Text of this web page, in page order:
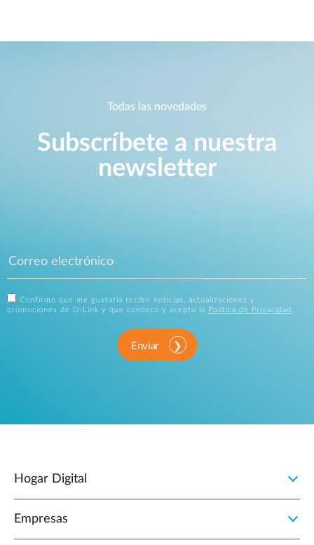
Todas las novedades
Subscríbete a nuestra
newsletter
Confirmo que me gustaría recibir noticias, actualizaciones y
promociones de D-Link y que conozco y acepto la
Política de Privacidad .
Enviar
Hogar Digital
Empresas